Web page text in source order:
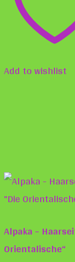
Add to wishlist
Alpaka –
Orientalische“